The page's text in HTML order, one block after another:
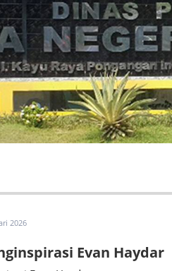
2026
Evan Haydar